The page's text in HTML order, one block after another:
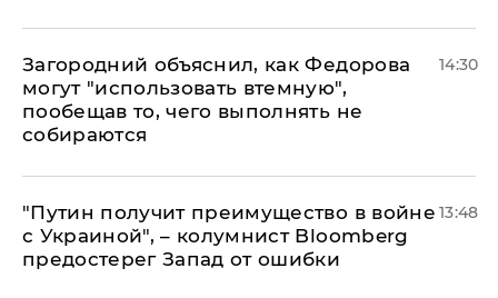
Загородний объяснил, как Федорова
могут "использовать втемную",
пообещав то, чего выполнять не
собираются
14:30
"Путин получит преимущество в войне
с Украиной", – колумнист Bloomberg
предостерег Запад от ошибки
13:48